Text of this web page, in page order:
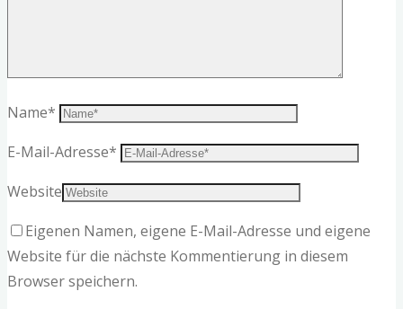
Name*
E-Mail-Adresse*
Website
Eigenen Namen, eigene E-Mail-Adresse und eigene
Website für die nächste Kommentierung in diesem
Browser speichern.